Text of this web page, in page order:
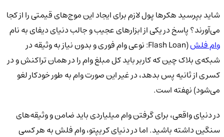
شاید بپرسید هکرها پول لازم برای ایجاد این موج‌های قیمتی را از کجا
می‌آورند؟ پاسخ در یکی از ابزارهای عجیب و جالب دنیای دیفای به نام
وام فلش
(Flash Loan: نوعی وام فوری و بدون نیاز به وثیقه در
شبکه‌ی بلاک چین که کاربر باید کل مبلغ وام را در همان تراکنش و در
کسری از ثانیه پس بدهد، در غیر این صورت وام به طور خودکار لغو
می‌شود) نهفته است.
در دنیای واقعی، برای گرفتن وام میلیاردی باید ضامن و وثیقه‌های
سنگین داشته باشید. اما در دنیای کریپتو، وام فلش به هر کسی